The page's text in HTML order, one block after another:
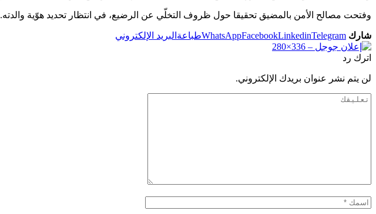
وفتحت مصالح الأمن بالمضيق تحقيقا حول ظروف التخلّي عن الرضيع، في انتظار تحديد هوّية والدته.
شارك WhatsAppFacebookLinkedinTelegram طباعة البريد الإلكتروني
اترك رد
لن يتم نشر عنوان بريدك الإلكتروني.